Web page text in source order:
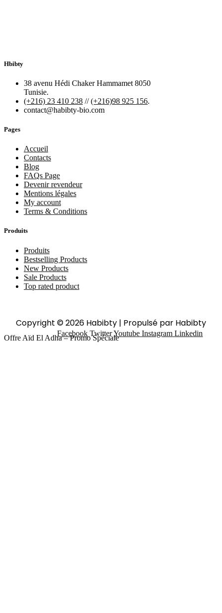
Hbibty
38 avenu Hédi Chaker Hammamet 8050
Tunisie.
(+216) 23 410 238 //(+216)98 925 156.
contact@habibty-bio.com
Pages
Accueil
Contacts
Blog
FAQs Page
Devenir revendeur
Mentions légales
My account
Terms & Conditions
Produits
Produits
Bestselling Products
New Products
Sale Products
Top rated product
Copyright © 2026 Habibty | Propulsé par Habibty
Facebook TwitterYoutube Instagram Linkedin
Offre Aïd El Adha – Promo Spéciale